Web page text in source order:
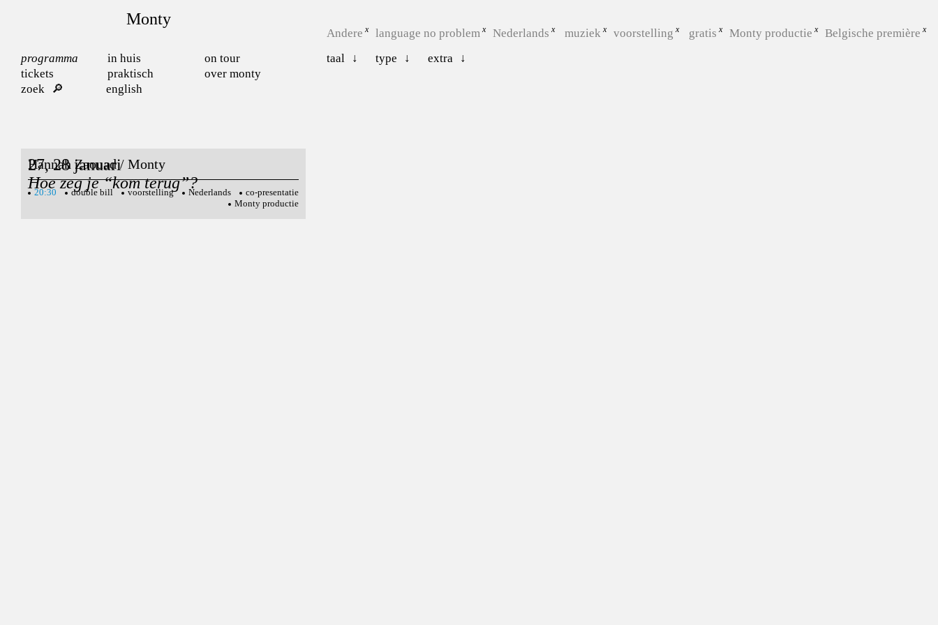
Monty
programma in huis
on tour
tickets
praktisch
over monty
zoek
english
Andere language no problem Nederlands muziek voorstelling gratis Monty productie
Belgische première
taal
type extra
27, 28 januari
Hoe zeg je “kom terug”?
Hannah Zaouad / Monty
20:30 double bill voorstelling Nederlands
co-presentatie
Monty productie